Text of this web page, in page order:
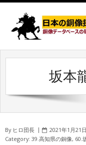
坂本
By ヒロ団長
2021年1月21日
Category: 39.高知県の銅像, 60.